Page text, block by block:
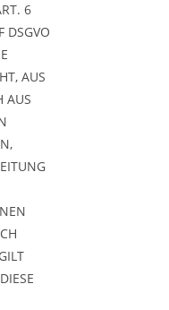
6
DSGVO
AUS
AUS